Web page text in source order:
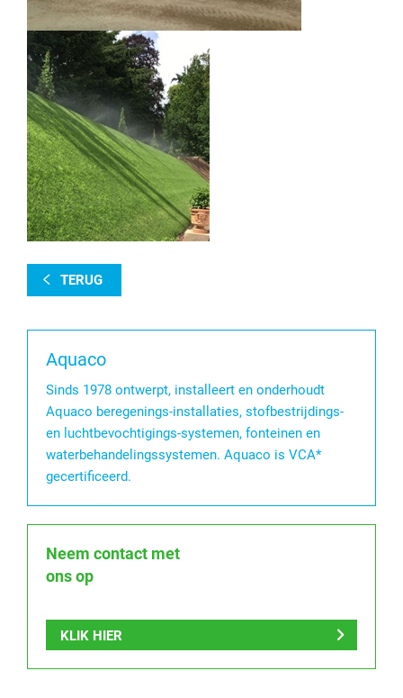
TERUG
Aquaco
Sinds 1978 ontwerpt, installeert en onderhoudt
Aquaco beregenings-installaties, stofbestrijdings-
en luchtbevochtigings-systemen, fonteinen en
waterbehandelingssystemen. Aquaco is VCA*
gecertificeerd.
Neem contact met
ons op
KLIK HIER